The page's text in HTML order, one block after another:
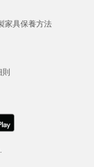
家具保養方法
則